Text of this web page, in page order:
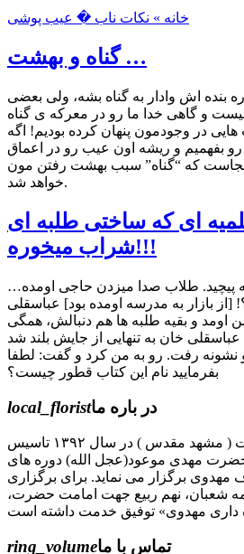
خانه » نکات ناب � عیب پوشی
گناه و بهشت …
بنده اش وادار به گناه بشه، ولی بعضی
و گاهی خدا ما رو در معرکه ی گناه
هایی در وجودمون پنهان کرده بودیم! اگه
بفهمیم و ریشه اون عیب رو در اعماق
که “گناه” سبب بهشت رفتن مون
خواهد شد.
ای كه ساختی طلبه ای
شراب ميخوره!!!
پيچيد. طلاب صدا ميزدن حاجی اومده…
[از بازار به مدرسه اومده بود] عباسقلی
اومد و بقيه طلبه ها هم دنبالش، همگی
خان به تنهايی از جايش بلند شد
نشونه رفت. رو به من كرد و گفت: لطفا
بفرماييد نام اين کتاب قطور چيست؟
local_floristدر باره ما
کانون مهدویت صبح عدالت ( مشهد مقدس ) در سال ۱۳۹۲ تاسیس
حضرت مهدی موعود(عجل الله) دوره های
مهدوی برگزار می نماید. برای برگزاری
شعبان، نهم ربیع جهت امامت حضرت،
ring_volumeتماس با ما